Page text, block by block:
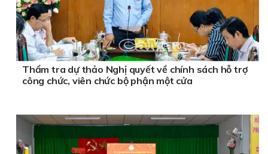
Thẩm tra dự thảo Nghị quyết về chính sách hỗ trợ
công chức, viên chức bộ phận một cửa